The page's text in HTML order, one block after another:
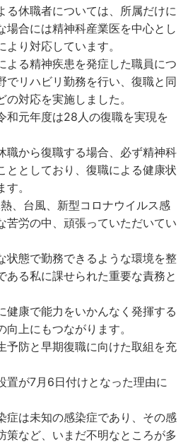
る休職者については、所属だけに
場合には精神科産業医を中心とし
り対応しています。
よる精神疾患を発症した職員につ
でリハビリ勤務を行い、復職と同
対応を実施しました。
和元年度は28人の復職を実現を
職から復職する場合、必ず精神科
ととしており、復職による健康状
。
、台風、新型コロナウイルス感
苦労の中、頑張っていただいてい
状態で勤務できるような環境を整
ある私に課せられた重要な責務と
健康で能力をいかんなく発揮する
上にもつながります。
予防と早期復職に向けた取組を充
置が7月6日付けとなった理由に
症は未知の感染症であり、その感
策など、いまだ不明なところが多